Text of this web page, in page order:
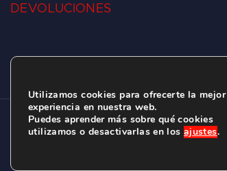
DEVOLUCIONES
CLUB DE SURF LAS DUNAS ©2026.
C/ BERNARDO ÁLVAREZ GALAN 1,
Utilizamos cookies para ofrecerte la mejor
experiencia en nuestra web.
Puedes aprender más sobre qué cookies
utilizamos o desactivarlas en los ajustes.